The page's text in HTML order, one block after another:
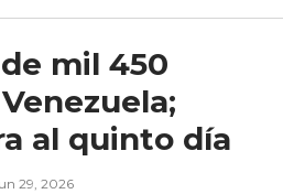
mil 450
al quinto día
29, 2026